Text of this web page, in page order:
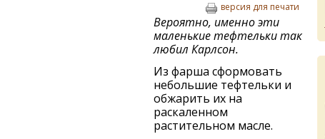
версия для печати
Вероятно, именно эти
маленькие тефтельки так
любил Карлсон.
Из фарша сформовать
небольшие тефтельки и
обжарить их на
раскаленном
растительном масле.